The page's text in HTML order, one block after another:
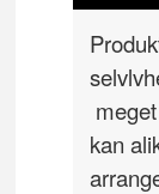
kan